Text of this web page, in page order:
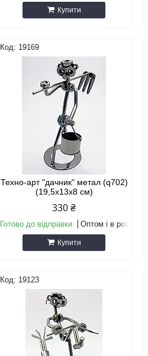
Купити
19169
Техно-арт "дачник" метал (q702)
(19,5х13х8 см)
330 ₴
Готово до відправки Оптом і в роздріб
Купити
19123